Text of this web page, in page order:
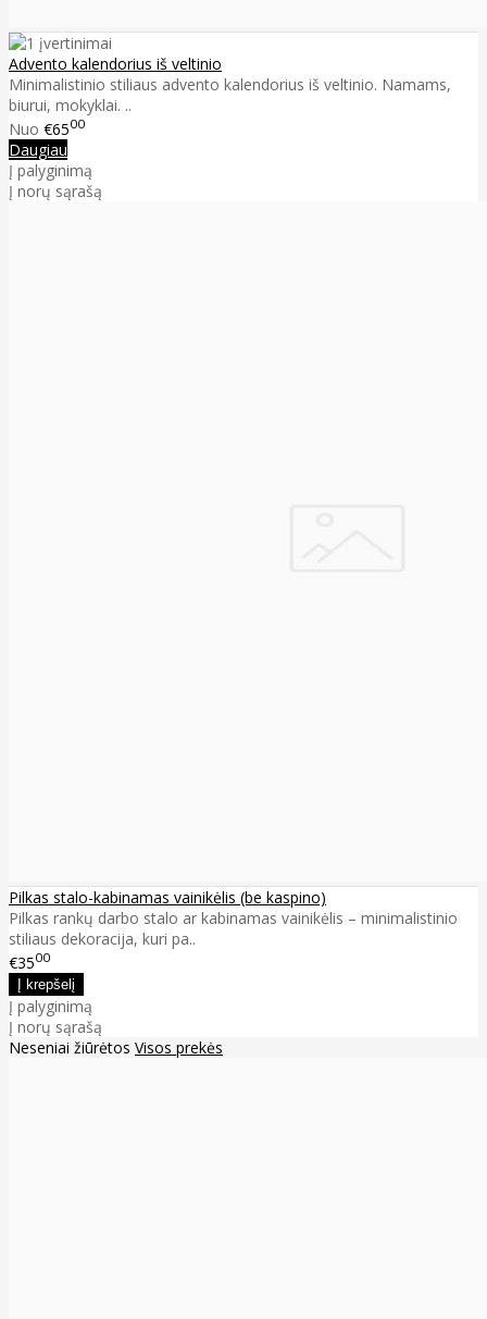
Advento kalendorius iš veltinio
Minimalistinio stiliaus advento kalendorius iš veltinio. Namams,
biurui, mokyklai. ..
Nuo €6500
Daugiau
Į palyginimą
Į norų sąrašą
Pilkas stalo-kabinamas vainikėlis (be kaspino)
Pilkas rankų darbo stalo ar kabinamas vainikėlis – minimalistinio
stiliaus dekoracija, kuri pa..
€3500
Į palyginimą
Į norų sąrašą
Neseniai žiūrėtos Visos prekės